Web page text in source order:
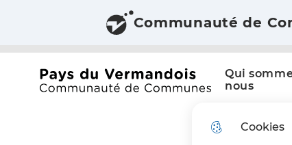
Cookies
Aller au menu Aller à la recherche Aller
Communauté de
Office du tourisme du Pays du Vermandois
N
v
Qui
nous